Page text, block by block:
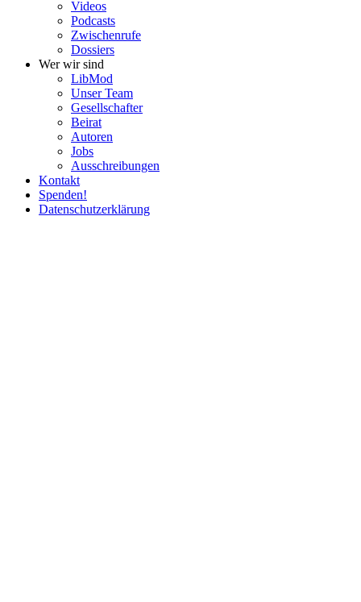
Videos
Podcasts
Zwischenrufe
Dossiers
Wer wir sind
LibMod
Unser Team
Gesell­schafter
Beirat
Autoren
Jobs
Ausschrei­bungen
Kontakt
Spenden!
Daten­schutz­er­klärung